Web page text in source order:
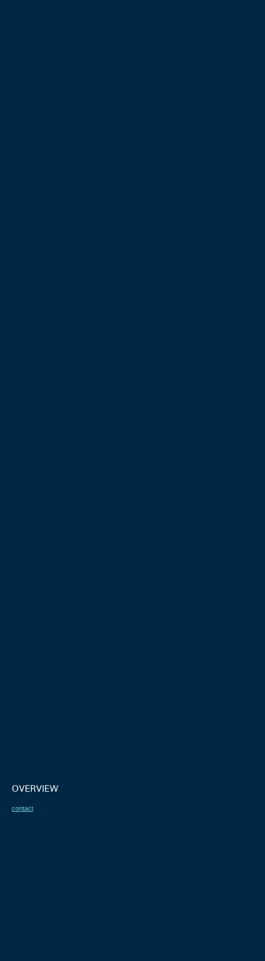
OVERVIEW
contact